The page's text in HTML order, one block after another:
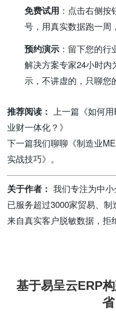
免费试用 ：点击右侧
号，用真实数据跑一周
预约演示：留下您的行
解决方案专家24小时
示，不讲虚的，只聊您
推荐阅读： 上一篇《如何
业财一体化？》
下一篇我们聊聊《制造业
实战技巧》。
关于作者： 我们专注为中
已服务超过3000家贸易、
来自真实客户脱敏数据，拒
基于易呈云ERP
省